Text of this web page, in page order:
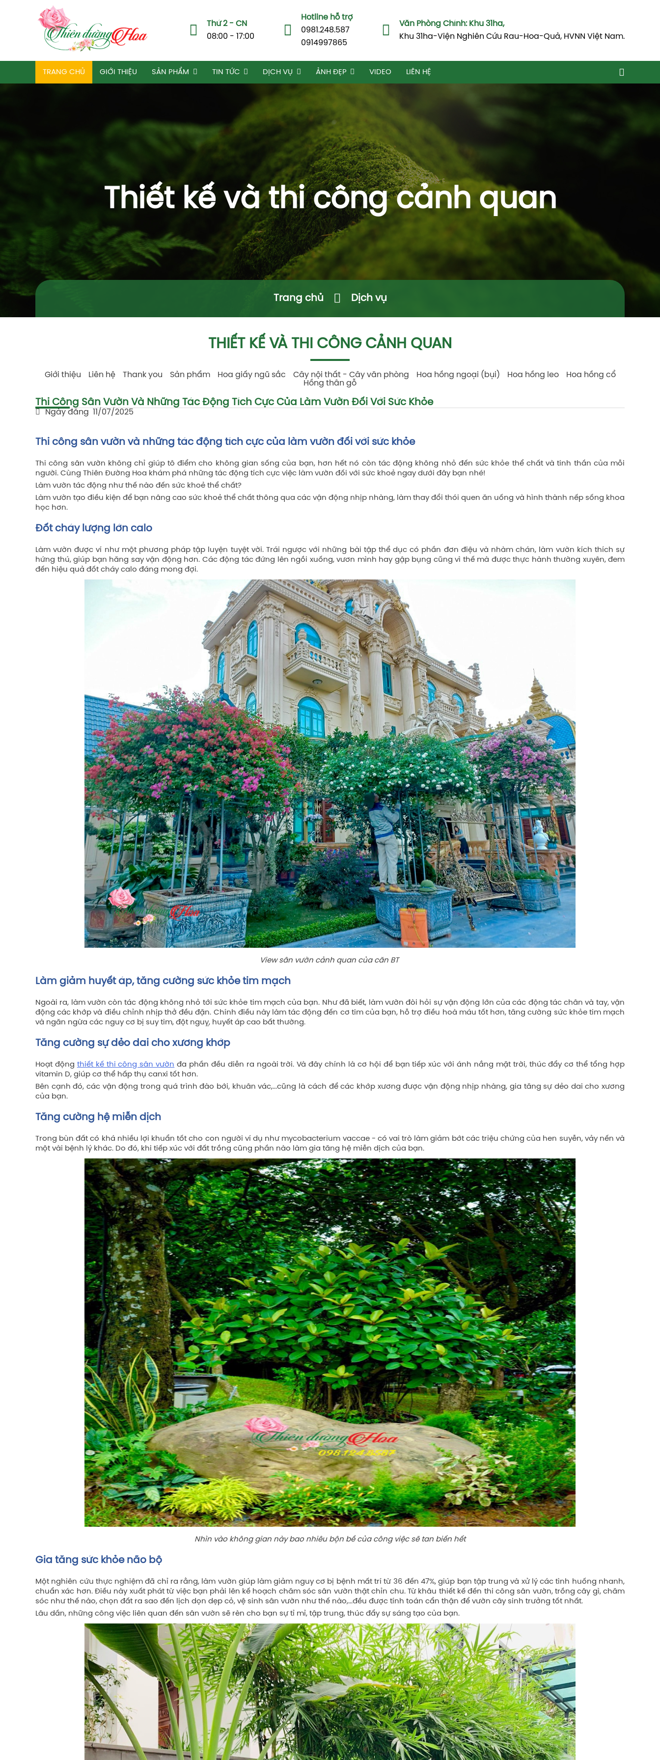
Thứ 2 - CN
08:00 - 17:00
Hotline hỗ trợ
0981.248.587
0914997865
Văn Phòng Chính: Khu 31ha,
Khu 31ha-Viện Nghiên Cứu Rau-Hoa-Quả, HVNN Việt Nam.
TRANG CHỦ GIỚI THIỆU SẢN PHẨM TIN TỨC DỊCH VỤ ẢNH ĐẸP VIDEO LIÊN HỆ
Thiết kế và thi công cảnh quan
Trang chủ Dịch vụ
THIẾT KẾ VÀ THI CÔNG CẢNH QUAN
Giới thiệu Liên hệ Thank you Sản phẩm Hoa giấy ngũ sắc Cây nội thất - Cây văn phòng Hoa hồng ngoại (bụi) Hoa hồng leo
Hoa hồng cổ
Hồng thân gỗ
Thi Công Sân Vườn Và Những Tác Động Tích Cực Của Làm Vườn Đối Với Sức Khỏe
Ngày đăng 11/07/2025
Thi công sân vườn và những tác động tích cực của làm vườn đối với sức khỏe
Thi công sân vườn không chỉ giúp tô điểm cho không gian sống của bạn, hơn hết nó còn tác động không nhỏ đến sức khỏe thể chất và tinh thần của mỗi
người. Cùng Thiên Đường Hoa khám phá những tác động tích cực việc làm vườn đối với sức khoẻ ngay dưới đây bạn nhé!
Làm vườn tác động như thế nào đến sức khoẻ thể chất?
Làm vườn tạo điều kiện để bạn nâng cao sức khoẻ thể chất thông qua các vận động nhịp nhàng, làm thay đổi thói quen ăn uống và hình thành nếp sống khoa
học hơn.
Đốt cháy lượng lớn calo
Làm vườn được ví như một phương pháp tập luyện tuyệt vời. Trái ngược với những bài tập thể dục có phần đơn điệu và nhàm chán, làm vườn kích thích sự
hứng thú, giúp bạn hăng say vận động hơn. Các động tác đứng lên ngồi xuống, vươn mình hay gập bụng cũng vì thế mà được thực hành thường xuyên, đem
đến hiệu quả đốt cháy calo đáng mong đợi.
View sân vườn cảnh quan của căn BT
Làm giảm huyết áp, tăng cường sức khỏe tim mạch
Ngoài ra, làm vườn còn tác động không nhỏ tới sức khỏe tim mạch của bạn. Như đã biết, làm vườn đòi hỏi sự vận động lớn của các động tác chân và tay, vận
động các khớp và điều chỉnh nhịp thở đều đặn. Chính điều này làm tác động đến cơ tim của bạn, hỗ trợ điều hoà máu tốt hơn, tăng cường sức khỏe tim mạch
và ngăn ngừa các nguy cơ bị suy tim, đột nguỵ, huyết áp cao bất thường.
Tăng cường sự dẻo dai cho xương khớp
Hoạt động thiết kế thi công sân vườn đa phần đều diễn ra ngoài trời. Và đây chính là cơ hội để bạn tiếp xúc với ánh nắng mặt trời, thúc đẩy cơ thể tổng hợp
vitamin D, giúp cơ thể hấp thụ canxi tốt hơn.
Bên cạnh đó, các vận động trong quá trình đào bới, khuân vác,...cũng là cách để các khớp xương được vận động nhịp nhàng, gia tăng sự dẻo dai cho xương
của bạn.
Tăng cường hệ miễn dịch
Trong bùn đất có khá nhiều lợi khuẩn tốt cho con người ví dụ như mycobacterium vaccae - có vai trò làm giảm bớt các triệu chứng của hen suyễn, vảy nến và
một vài bệnh lý khác. Do đó, khi tiếp xúc với đất trồng cũng phần nào làm gia tăng hệ miễn dịch của bạn.
Nhìn vào không gian này bao nhiêu bộn bề của công việc sẽ tan biến hết
Gia tăng sức khỏe não bộ
Một nghiên cứu thực nghiệm đã chỉ ra rằng, làm vườn giúp làm giảm nguy cơ bị bệnh mất trí từ 36 đến 47%, giúp bạn tập trung và xử lý các tình huống nhanh,
chuẩn xác hơn. Điều này xuất phát từ việc bạn phải lên kế hoạch chăm sóc sân vườn thật chỉn chu. Từ khâu thiết kế đến thi công sân vườn, trồng cây gì, chăm
sóc như thế nào, chọn đất ra sao đến lịch dọn dẹp cỏ, vệ sinh sân vườn như thế nào,...đều được tính toán cẩn thận để vườn cây sinh trưởng tốt nhất.
Lâu dần, những công việc liên quan đến sân vườn sẽ rèn cho bạn sự tỉ mỉ, tập trung, thúc đẩy sự sáng tạo của bạn.